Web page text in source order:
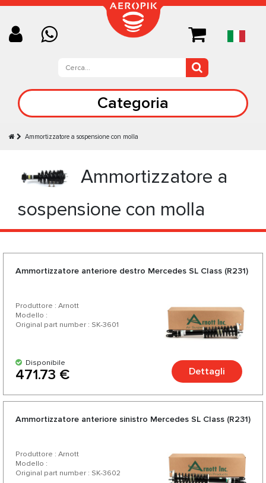
Categoria
Ammortizzatore a sospensione con molla
Ammortizzatore a
sospensione con molla
Ammortizzatore anteriore destro Mercedes SL Class (R231)
Produttore : Arnott
Modello :
Original part number : SK-3601
Disponibile
471.73 € Dettagli
Ammortizzatore anteriore sinistro Mercedes SL Class (R231)
Produttore : Arnott
Modello :
Original part number : SK-3602